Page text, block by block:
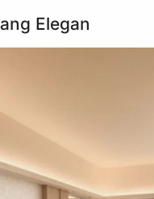
Elegan